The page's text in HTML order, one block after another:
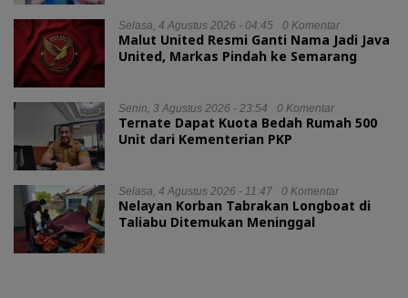
Selasa, 4 Agustus 2026 - 04:45 0 Komentar
Malut United Resmi Ganti Nama Jadi Java
United, Markas Pindah ke Semarang
Senin, 3 Agustus 2026 - 23:54 0 Komentar
Ternate Dapat Kuota Bedah Rumah 500
Unit dari Kementerian PKP
Selasa, 4 Agustus 2026 - 11:47 0 Komentar
Nelayan Korban Tabrakan Longboat di
Taliabu Ditemukan Meninggal